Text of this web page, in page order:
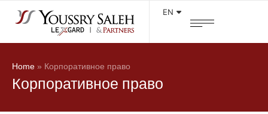
EN
Home » Корпоративное право
Корпоративное право